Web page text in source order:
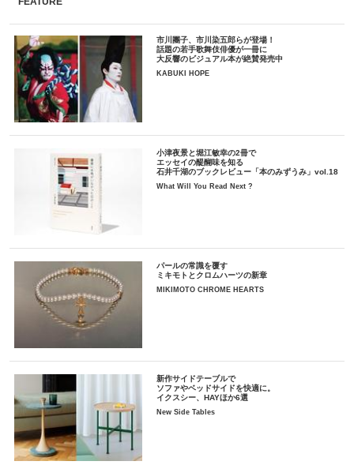
市川團子、市川染五郎らが登場！
話題の若手歌舞伎俳優が一冊に
大反響のビジュアル本が絶賛発売中
KABUKI HOPE
小津夜景と堀江敏幸の2冊で
エッセイの醍醐味を知る
石井千湖のブックレビュー「本のみずうみ」vol.18
What Will You Read Next ?
パールの常識を覆す
ミキモトとクロムハーツの新章
MIKIMOTO CHROME HEARTS
新作サイドテーブルで
ソファやベッドサイドを快適に。
イクスシー、HAYほか6選
New Side Tables